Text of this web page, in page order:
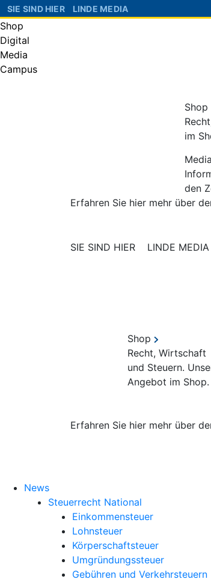
SIE SIND HIER LINDE MEDIA
Shop
Digital
Media
Campus
Shop
im
Media
den
Erfahren Sie hier mehr über
SIE SIND HIER LINDE MEDIA
Shop
Recht, Wirtschaft
und Steuern.
Angebot im Shop.
Erfahren Sie hier mehr über
News
Steuerrecht National
Einkommensteuer
Lohnsteuer
Körperschaftsteuer
Umgründungssteuer
Gebühren und Verkehrsteuern